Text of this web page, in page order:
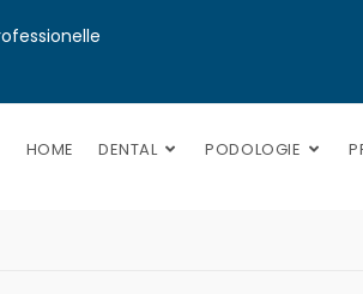
HOME DENTAL PODOLOGIE